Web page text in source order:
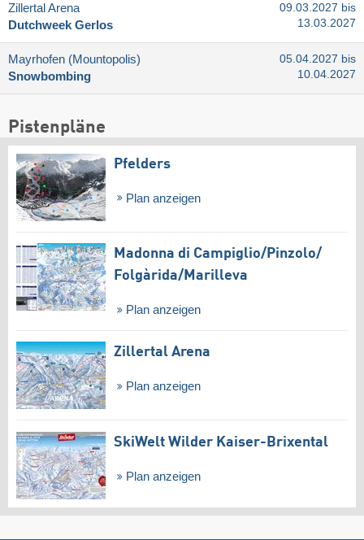
Zillertal Arena
Dutchweek Gerlos
09.03.2027 bis
13.03.2027
Mayrhofen (Mountopolis)
Snowbombing
05.04.2027 bis
10.04.2027
Pistenpläne
Pfelders
Plan anzeigen
Madonna di Campiglio/​Pinzolo/​
Folgàrida/​Marilleva
Plan anzeigen
Zillertal Arena
Plan anzeigen
SkiWelt Wilder Kaiser-Brixental
Plan anzeigen